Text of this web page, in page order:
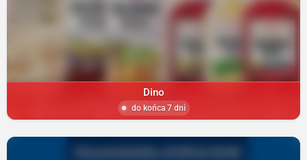
Dino
do końca 7 dni